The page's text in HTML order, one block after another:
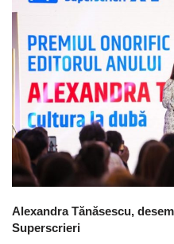
Alexandra Tănăsescu,
Superscrieri